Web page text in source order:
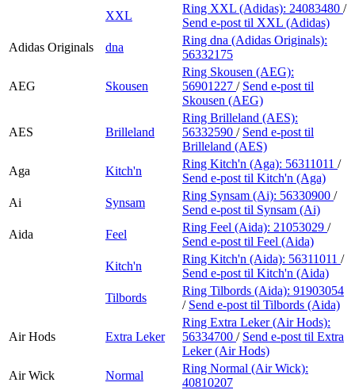
XXL
Ring XXL (Adidas): 24083480 /
Send e-post til XXL (Adidas)
Adidas Originals
dna
Ring dna (Adidas Originals):
56332175
AEG Skousen
Ring Skousen (AEG):
56901227 / Send e-post til
Skousen (AEG)
AES Brilleland
Ring Brilleland (AES):
56332590 / Send e-post til
Brilleland (AES)
Aga
Kitch'n
Ring Kitch'n (Aga): 56311011 /
Send e-post til Kitch'n (Aga)
Ai
Synsam
Ring Synsam (Ai): 56330900 /
Send e-post til Synsam (Ai)
Aida
Feel
Ring Feel (Aida): 21053029 /
Send e-post til Feel (Aida)
Kitch'n
Ring Kitch'n (Aida): 56311011 /
Send e-post til Kitch'n (Aida)
Tilbords
Ring Tilbords (Aida): 91903054
/ Send e-post til Tilbords (Aida)
Air Hods Extra Leker
Ring Extra Leker (Air Hods):
56334700 / Send e-post til Extra
Leker (Air Hods)
Air Wick
Normal
Ring Normal (Air Wick):
40810207